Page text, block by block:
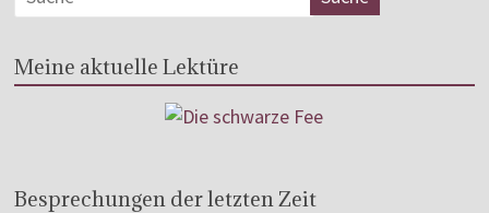
Meine aktuelle Lektüre
Besprechungen der letzten Zeit